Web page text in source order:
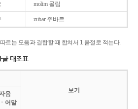
molim 몰림
zubar 주바르
르는 모음과 결합할 때 합쳐서 1 음절로 적는다.
대조표
보기
음
어말